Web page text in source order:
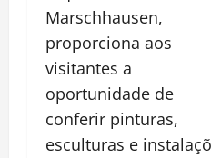
Marschhausen,
proporciona aos
visitantes a
oportunidade de
conferir pinturas,
esculturas e